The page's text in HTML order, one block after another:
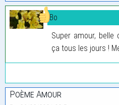
Bo
Super amour, belle
ça tous les jours !
Poème Amour